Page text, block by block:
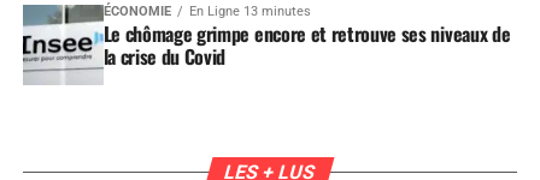
ÉCONOMIE En Ligne 13 minutes
Le chômage grimpe encore et retrouve ses niveaux de
la crise du Covid
LES + LUS